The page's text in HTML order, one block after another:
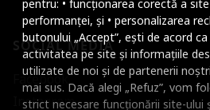
pentru: • funcționarea corectă a
performanței, și • personalizarea
butonului „Accept”, ești de acord
activitatea pe site și informațiile
utilizate de noi și de partenerii
mai sus. Dacă alegi „Refuz”, vom
strict necesare funcționării site-ului
SOCIAL MEDIA
Facebook
Instagram